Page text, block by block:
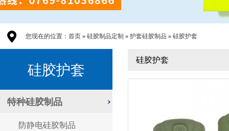
您现在的位置： 首页»硅胶制品定制»护套硅胶制品 »硅胶护套
硅胶护套
特种硅胶制品
防静电硅胶制品
硅胶护套